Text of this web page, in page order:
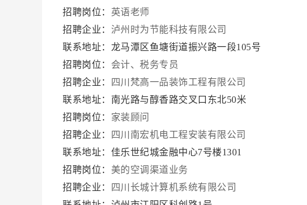
招聘岗位： 英语老师
招聘企业： 泸州时为节能科技有限公司
联系地址：龙马潭区鱼塘街道振兴路一段105号
招聘岗位： 会计、税务专员
招聘企业：
四川梵高一品装饰工程有限公司
联系地址：南光路与醇香路交叉口东北50米
招聘岗位： 家装顾问
招聘企业：
四川南宏机电工程安装有限公司
联系地址：佳乐世纪城金融中心7号楼1301
招聘岗位： 美的空调渠道业务
招聘企业：
四川长城计算机系统有限公司